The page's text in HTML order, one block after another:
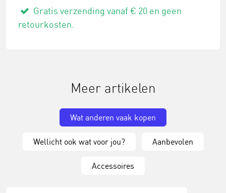
Gratis verzending vanaf € 20 en geen
retourkosten.
Meer artikelen
Wat anderen vaak kopen
Wellicht ook wat voor jou? Aanbevolen
Accessoires